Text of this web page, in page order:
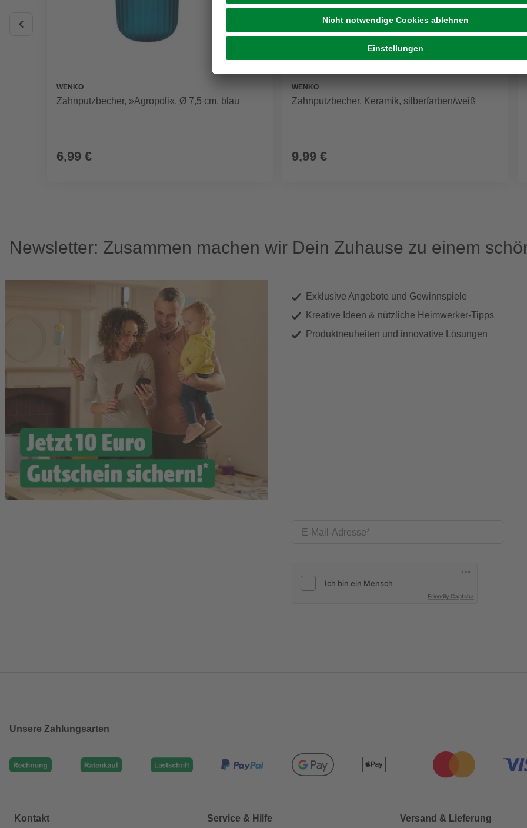
WENKO
Zahnputzbecher, »Agropoli«, Ø 7,5 cm, blau
6,99 €
WENKO
Zahnputzbecher, Keramik, silberfarben/weiß
9,99 €
Newsletter: Zusammen machen wir Dein Zuhause zu einem
Exklusive Angebote und Gewinnspiele
Kreative Ideen & nützliche Heimwerker-Tipps
Produktneuheiten und innovative Lösungen
E-Mail-Adresse
Friendly Captcha
Unsere Zahlungsarten
Kontakt Service & Hilfe Versand & Lieferung